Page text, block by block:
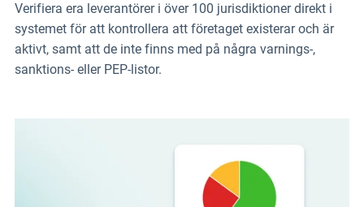
Verifiera era leverantörer i över 100 jurisdiktioner direkt i
systemet för att kontrollera att företaget existerar och är
aktivt, samt att de inte finns med på några varnings-,
sanktions- eller PEP-listor.